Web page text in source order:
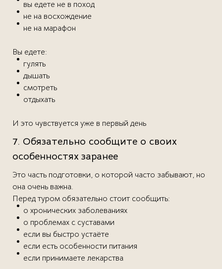
вы едете не в поход
не на восхождение
не на марафон
Вы едете:
гулять
дышать
смотреть
отдыхать
И это чувствуется уже в первый день
7. Обязательно сообщите о своих
особенностях заранее
Это часть подготовки, о которой часто забывают, но
она очень важна.
Перед туром обязательно стоит сообщить:
о хронических заболеваниях
о проблемах с суставами
если вы быстро устаёте
если есть особенности питания
если принимаете лекарства